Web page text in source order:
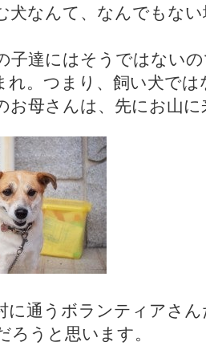
犬なんて、なんでもな
子達にはそうではない
れ。つまり、飼い犬で
お母さんは、先にお山
に通うボランティアさ
ろうと思います。